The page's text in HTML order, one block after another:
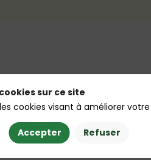
sur ce site
cookies visant à améliorer
Accepter Refuser